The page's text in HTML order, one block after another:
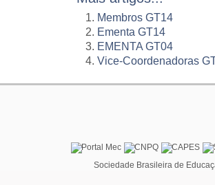
Membros GT14
Ementa GT14
EMENTA GT04
Vice-Coordenadoras
Sociedade Brasileira de